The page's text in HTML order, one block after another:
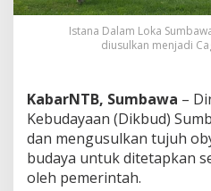
7
S
i
s
e
b
a
Istana Dalam Loka
diusulkan menjadi
KabarNTB, Sumbawa –
Kebudayaan (Dikbud)
dan mengusulkan tujuh
budaya untuk ditetapkan
oleh pemerintah.